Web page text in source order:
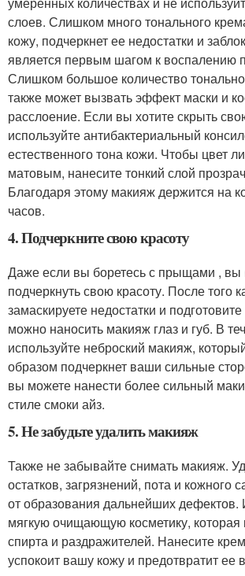
слоев. Слишком много тонального
кожу, подчеркнет ее недостатки и
является первым шагом к воспалению
Слишком большое количество
также может вызвать эффект маски и
расслоение. Если вы хотите скрыть
используйте антибактериальный
естественного тона кожи. Чтобы цвет
матовым, нанесите тонкий слой
Благодаря этому макияж держится на
часов.
4. Подчеркните свою красоту
Даже если вы боретесь с прыщами , вы
подчеркнуть свою красоту. После того
замаскируете недостатки и
можно наносить макияж глаз и губ. В
используйте неброский макияж,
образом подчеркнет ваши сильные
вы можете нанести более сильный
стиле смоки айз.
5. Не забудьте удалить макияж
Также не забывайте снимать макияж.
остатков, загрязнений, пота и кожного
от образования дальнейших дефектов.
мягкую очищающую косметику, которая
спирта и раздражителей. Нанесите
успокоит вашу кожу и предотвратит ее